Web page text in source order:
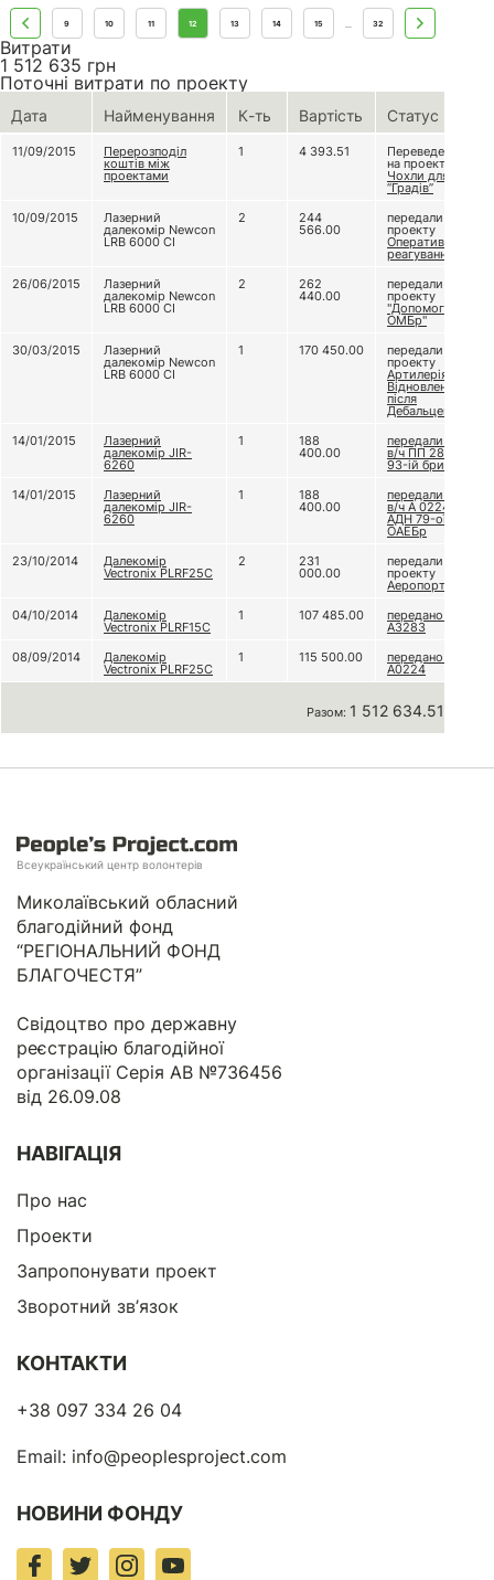
9 10 11 12 13 14 15 32
Витрати
1 512 635 грн
Поточні витрати по проекту
Дата Найменування К-ть Вартість Статус
11/09/2015 Перерозподіл
коштів між
проектами
1 4 393.51 Переведено
на проект
Чохли для
“Градів”
10/09/2015
Лазерний
далекомір Newcon
LRB 6000 CI
2 244
566.00
передали
проекту
Оперативне
реагування
26/06/2015
Лазерний
далекомір Newcon
LRB 6000 CI
2 262
440.00
передали до
проекту
"Допомога 72
ОМБр"
30/03/2015
Лазерний
далекомір Newcon
LRB 6000 CI
1 170 450.00 передали
проекту
Артилерія.
Відновлення
після
Дебальцевого
14/01/2015
Лазерний
далекомір JIR-
6260
1 188
400.00
передали до
в/ч ПП 2830,
93-ій бригаді
14/01/2015
Лазерний
далекомір JIR-
6260
1 188
400.00
передали до
в/ч А 0224,
АДН 79-ої
ОАЕБр
23/10/2014
Далекомір
Vectronix PLRF25C
2 231
000.00
передали
проекту
Аеропорт
04/10/2014
Далекомір
Vectronix PLRF15C
1 107 485.00 передано в/ч
А3283
08/09/2014
Далекомір
Vectronix PLRF25C
1 115 500.00 передано в/ч
А0224
Разом: 1 512 634.51 грн
Всеукраїнський центр волонтерів
Миколаївський обласний
благодійний фонд
“РЕГІОНАЛЬНИЙ ФОНД
БЛАГОЧЕСТЯ”
Свідоцтво про державну
реєстрацію благодійної
організації Серія АВ №736456
від 26.09.08
НАВІГАЦІЯ
Про нас
Проекти
Запропонувати проект
Зворотний зв’язок
КОНТАКТИ
+38 097 334 26 04
Email: info@peoplesproject.com
НОВИНИ ФОНДУ